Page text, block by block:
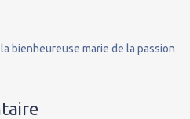
bienheureuse marie de la passion